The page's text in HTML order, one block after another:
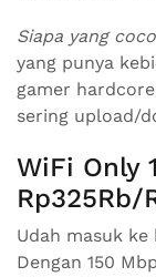
Siapa yang
yang punya
gamer
sering upload/
WiFi Only
Rp325Rb/
Udah masuk
Dengan 150